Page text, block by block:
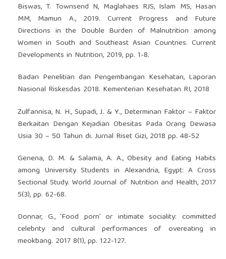
Biswas, T. Townsend N, Maglahaes RJS, Islam MS, Hasan
MM, Mamun A., 2019. Current Progress and Future
Directions in the Double Burden of Malnutrition among
Women in South and Southeast Asian Countries. Current
Developments in Nutrition, 2019, pp. 1-8.
Badan Penelitian dan Pengembangan Kesehatan, Laporan
Nasional Riskesdas 2018. Kementerian Kesehatan RI, 2018
Zulfannisa, N. H., Supadi, J. & Y., Determinan Faktor – Faktor
Berkaitan Dengan Kejadian Obesitas Pada Orang Dewasa
Usia 30 – 50 Tahun di. Jurnal Riset Gizi, 2018 pp. 48-52
Genena, D. M. & Salama, A. A., Obesity and Eating Habits
among University Students in Alexandria, Egypt: A Cross
Sectional Study. World Journal of Nutrition and Health, 2017
5(3), pp. 62-68.
Donnar, G., ‘Food porn’ or intimate sociality: committed
celebrity and cultural performances of overeating in
meokbang. 2017 8(1), pp. 122-127.